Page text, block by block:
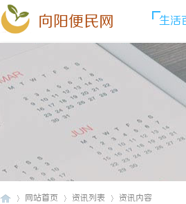
向阳便民网 生活
网站首页 资讯列表 资讯内容